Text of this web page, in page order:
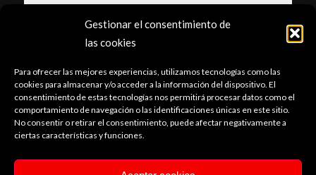
Gestionar el consentimiento de
las cookies
Para ofrecer las mejores experiencias, utilizamos tecnologías como las
cookies para almacenar y/o acceder a la información del dispositivo. El
consentimiento de estas tecnologías nos permitirá procesar datos como el
comportamiento de navegación o las identificaciones únicas en este sitio.
No consentir o retirar el consentimiento, puede afectar negativamente a
ciertas características y funciones.
POLÍTICA DE PRIVACIDAD
AVISO LEGAL